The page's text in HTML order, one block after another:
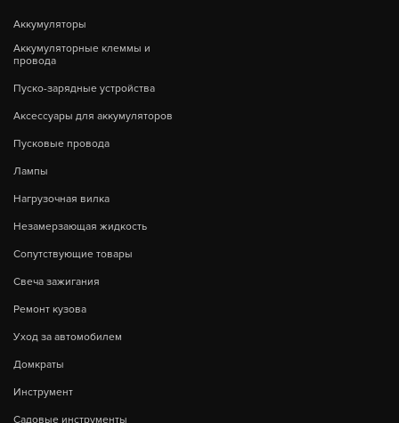
Аккумуляторы
Аккумуляторные клеммы и
провода
Пуско-зарядные устройства
Аксессуары для аккумуляторов
Пусковые провода
Лампы
Нагрузочная вилка
Незамерзающая жидкость
Сопутствующие товары
Свеча зажигания
Ремонт кузова
Уход за автомобилем
Домкраты
Инструмент
Садовые инструменты